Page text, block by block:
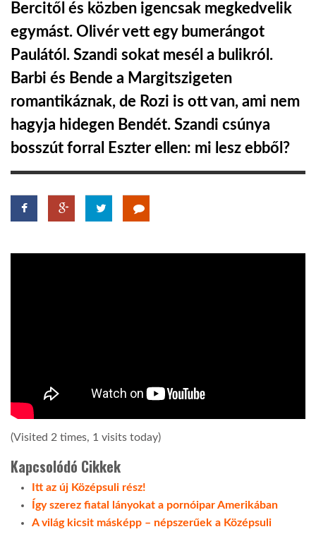
DOBRAVERO.HU
LATIMO.HU
GLOBOBOOK
Bercitől és közben igencsak megkedvelik
egymást. Olivér vett egy bumerángot
Paulától. Szandi sokat mesél a bulikról.
Barbi és Bende a Margitszigeten
romantikáznak, de Rozi is ott van, ami nem
hagyja hidegen Bendét. Szandi csúnya
bosszút forral Eszter ellen: mi lesz ebből?
(Visited 2 times, 1 visits today)
Kapcsolódó Cikkek
Itt az új Középsuli rész!
Így szerez fiatal lányokat a pornóipar Amerikában
A világ kicsit másképp – népszerűek a Középsuli